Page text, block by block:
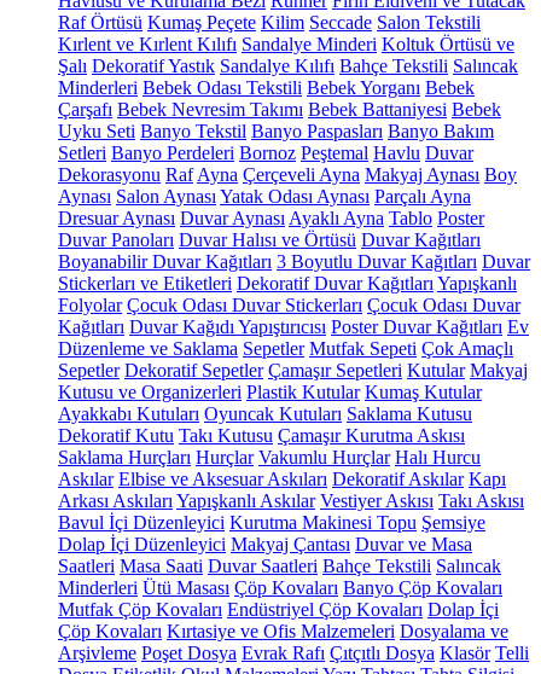
Raf Örtüsü Kumaş Peçete Kilim Seccade Salon Tekstili
Kırlent ve Kırlent Kılıfı Sandalye Minderi Koltuk Örtüsü ve
Şalı Dekoratif Yastık Sandalye Kılıfı Bahçe Tekstili Salıncak
Minderleri Bebek Odası Tekstili Bebek Yorganı Bebek
Çarşafı Bebek Nevresim Takımı Bebek Battaniyesi Bebek
Uyku Seti Banyo Tekstil Banyo Paspasları Banyo Bakım
Setleri Banyo Perdeleri Bornoz Peştemal Havlu Duvar
Dekorasyonu Raf Ayna Çerçeveli Ayna Makyaj Aynası Boy
Aynası Salon Aynası Yatak Odası Aynası Parçalı Ayna
Dresuar Aynası Duvar Aynası Ayaklı Ayna Tablo Poster
Duvar Panoları Duvar Halısı ve Örtüsü Duvar Kağıtları
Boyanabilir Duvar Kağıtları 3 Boyutlu Duvar Kağıtları Duvar
Stickerları ve Etiketleri Dekoratif Duvar Kağıtları Yapışkanlı
Folyolar Çocuk Odası Duvar Stickerları Çocuk Odası Duvar
Kağıtları Duvar Kağıdı Yapıştırıcısı Poster Duvar Kağıtları Ev
Düzenleme ve Saklama Sepetler Mutfak Sepeti Çok Amaçlı
Sepetler Dekoratif Sepetler Çamaşır Sepetleri Kutular Makyaj
Kutusu ve Organizerleri Plastik Kutular Kumaş Kutular
Ayakkabı Kutuları Oyuncak Kutuları Saklama Kutusu
Dekoratif Kutu Takı Kutusu Çamaşır Kurutma Askısı
Saklama Hurçları Hurçlar Vakumlu Hurçlar Halı Hurcu
Askılar Elbise ve Aksesuar Askıları Dekoratif Askılar Kapı
Arkası Askıları Yapışkanlı Askılar Vestiyer Askısı Takı Askısı
Bavul İçi Düzenleyici Kurutma Makinesi Topu Şemsiye
Dolap İçi Düzenleyici Makyaj Çantası Duvar ve Masa
Saatleri Masa Saati Duvar Saatleri Bahçe Tekstili Salıncak
Minderleri Ütü Masası Çöp Kovaları Banyo Çöp Kovaları
Mutfak Çöp Kovaları Endüstriyel Çöp Kovaları Dolap İçi
Çöp Kovaları Kırtasiye ve Ofis Malzemeleri Dosyalama ve
Arşivleme Poşet Dosya Evrak Rafı Çıtçıtlı Dosya Klasör Telli